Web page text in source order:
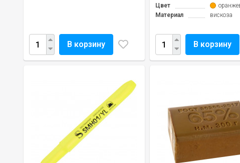
В корзину
Цвет
Материал
вискоза
В корзину